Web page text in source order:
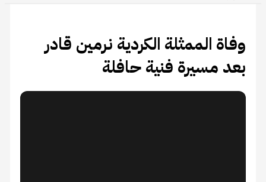
وفاة الممثلة الكردية نرمين قادر
بعد مسيرة فنية حافلة